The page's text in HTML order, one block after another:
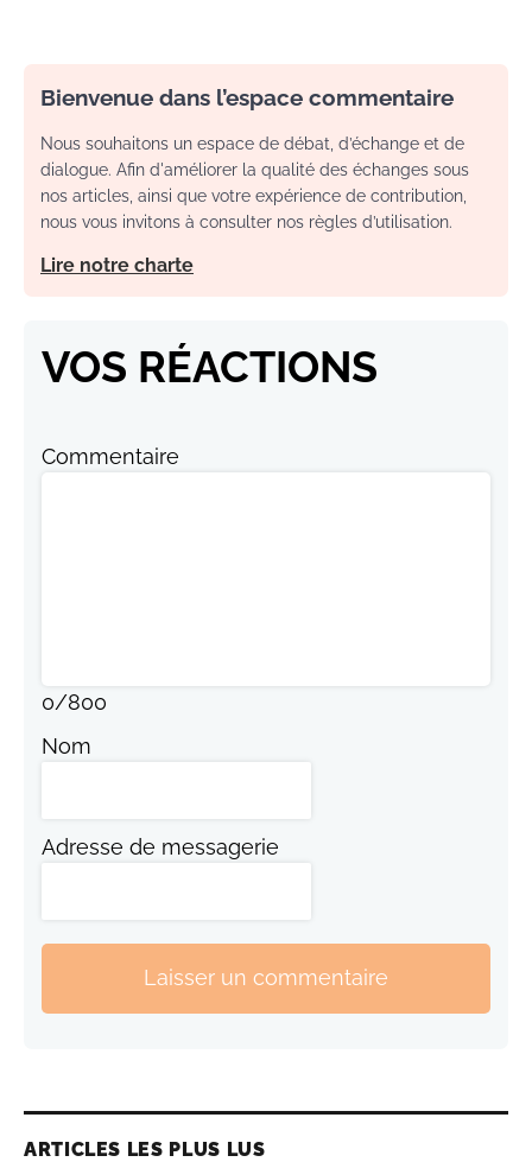
Bienvenue dans l’espace commentaire
Nous souhaitons un espace de débat, d’échange et de
dialogue. Afin d'améliorer la qualité des échanges sous
nos articles, ainsi que votre expérience de contribution,
nous vous invitons à consulter nos règles d’utilisation.
Lire notre charte
VOS RÉACTIONS
Commentaire
0/800
Nom
Adresse de messagerie
Laisser un commentaire
ARTICLES LES PLUS LUS